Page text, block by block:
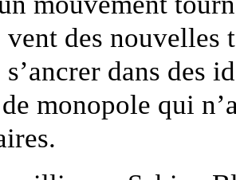
des nouvelles
dans des
monopole qui